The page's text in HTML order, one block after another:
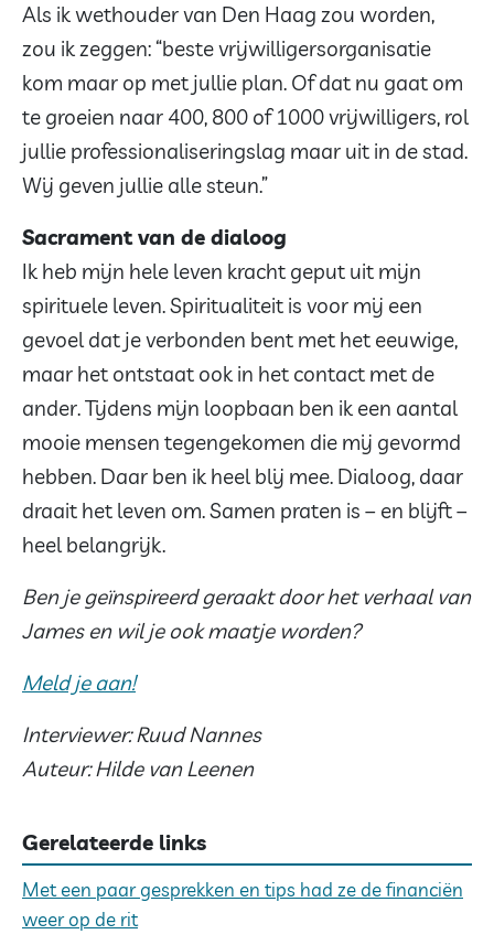
Als ik wethouder van Den Haag zou worden,
zou ik zeggen: “beste vrijwilligersorganisatie
kom maar op met jullie plan. Of dat nu gaat om
te groeien naar 400, 800 of 1000 vrijwilligers, rol
jullie professionaliseringslag maar uit in de stad.
Wij geven jullie alle steun.”
Sacrament van de dialoog
Ik heb mijn hele leven kracht geput uit mijn
spirituele leven. Spiritualiteit is voor mij een
gevoel dat je verbonden bent met het eeuwige,
maar het ontstaat ook in het contact met de
ander. Tijdens mijn loopbaan ben ik een aantal
mooie mensen tegengekomen die mij gevormd
hebben. Daar ben ik heel blij mee. Dialoog, daar
draait het leven om. Samen praten is – en blijft –
heel belangrijk.
Ben je geïnspireerd geraakt door het verhaal van
James en wil je ook maatje worden?
Meld je aan!
Interviewer: Ruud Nannes
Auteur: Hilde van Leenen
Gerelateerde links
Met een paar gesprekken en tips had ze de financiën
weer op de rit